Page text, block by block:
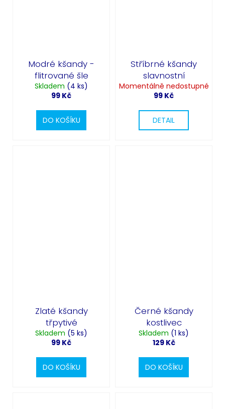
Modré kšandy -
flitrované šle
Skladem (4 ks)
99 Kč
DO KOŠÍKU
Stříbrné kšandy
slavnostní
Momentálně nedostupné
99 Kč
DETAIL
Zlaté kšandy
třpytivé
Skladem (5 ks)
99 Kč
DO KOŠÍKU
Černé kšandy
kostlivec
Skladem (1 ks)
129 Kč
DO KOŠÍKU